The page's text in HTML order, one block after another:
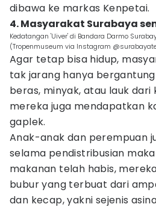
dibawa ke markas Kenpetai.
4. Masyarakat Surabaya
Kedatangan 'Uiver' di Bandara Darmo
(Tropenmuseum via Instagram
Agar tetap bisa hidup,
tak jarang hanya
beras, minyak, atau lauk dari
mereka juga mendapatkan
gaplek.
Anak-anak dan perempuan
selama pendistribusian
makanan telah habis,
bubur yang terbuat dari
dan kecap, yakni sejenis